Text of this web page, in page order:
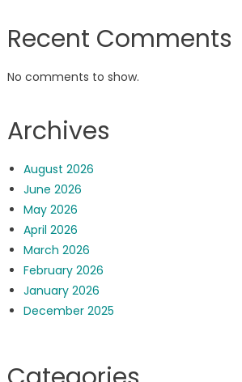
Recent Comments
No comments to show.
Archives
August 2026
June 2026
May 2026
April 2026
March 2026
February 2026
January 2026
December 2025